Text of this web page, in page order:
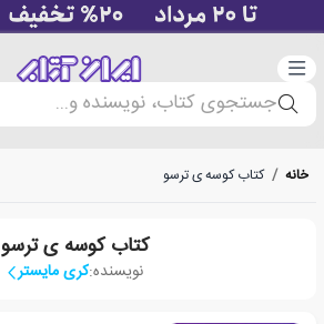
دسته‌بندی
جستجوی کتاب، نویسنده و...
خانه / کتاب کوسه ی ترسو
کتاب کوسه ی ترسو
نویسنده:کری مایستر